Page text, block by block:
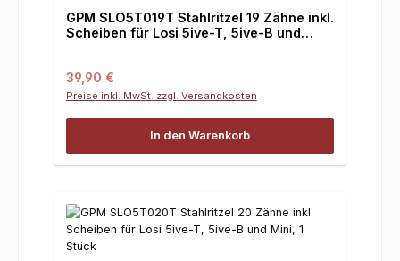
GPM SLO5T019T Stahlritzel 19 Zähne inkl.
Scheiben für Losi 5ive-T, 5ive-B und
Regulärer Preis:
39,90 €
Preise inkl. MwSt. zzgl. Versandkosten
In den Warenkorb